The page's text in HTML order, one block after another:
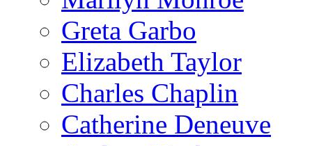
Greta Garbo
Elizabeth Taylor
Charles Chaplin
Catherine Deneuve